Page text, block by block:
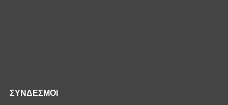
ΣΥΝΔΕΣΜΟΙ